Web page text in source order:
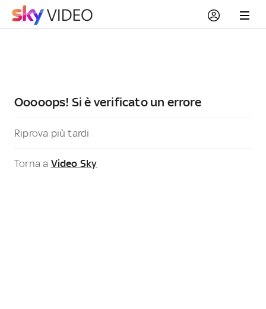
Ooooops! Si è verificato un errore
Riprova più tardi
Torna a Video Sky